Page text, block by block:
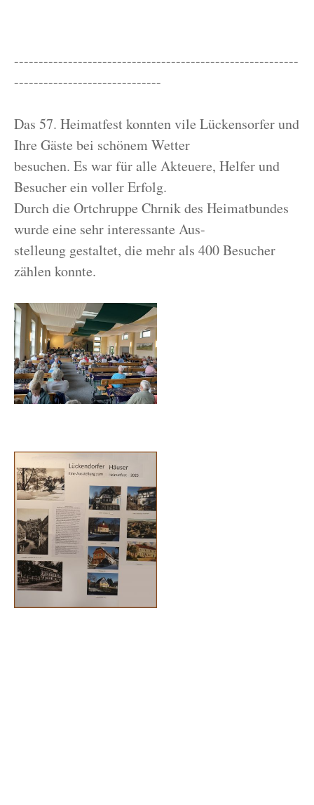
----------------------------------------------------------
------------------------------
Das 57. Heimatfest konnten vile Lückensorfer und
Ihre Gäste bei schönem Wetter
besuchen. Es war für alle Akteuere, Helfer und
Besucher ein voller Erfolg.
Durch die Ortchruppe Chrnik des Heimatbundes
wurde eine sehr interessante Aus-
stelleung gestaltet, die mehr als 400 Besucher
zählen konnte.